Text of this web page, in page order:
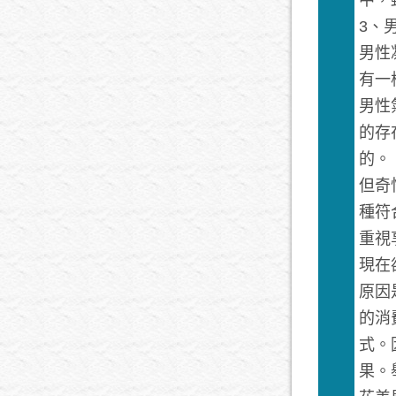
3、
男性
有一
男性
的存
的。
但奇
種符
重視
現在
原因
的消
式。
果。